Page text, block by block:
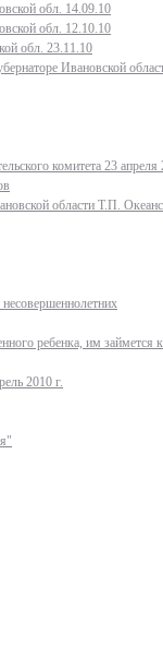
обл. 14.09.10
обл. 12.10.10
обл. 23.11.10
Ивановской
комитета 23 апреля
области Т.П.
ребенка, им займется
2010 г.